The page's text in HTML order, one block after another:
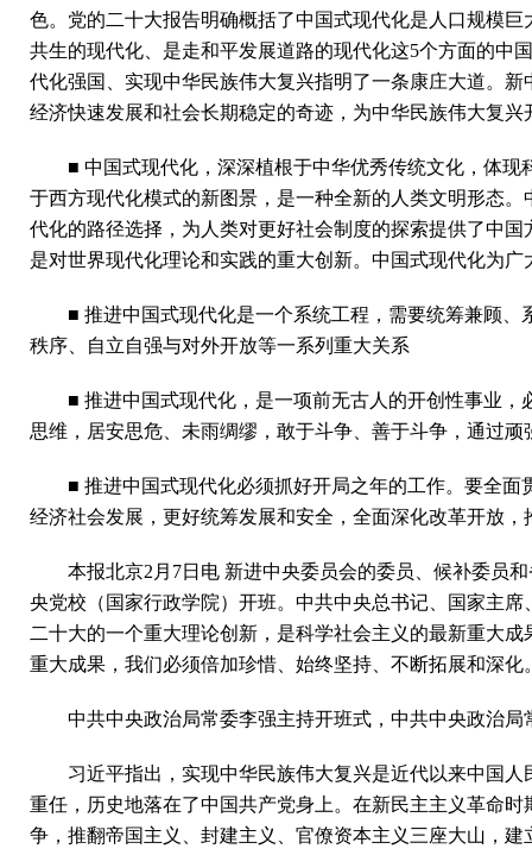
色。党的二十大报告明确概括了中国式现代化是人口规模
共生的现代化、是走和平发展道路的现代化这5个方面的中
代化强国、实现中华民族伟大复兴指明了一条康庄大道。
经济快速发展和社会长期稳定的奇迹，为中华民族伟大复
■ 中国式现代化，深深植根于中华优秀传统文化，体
于西方现代化模式的新图景，是一种全新的人类文明形态
代化的路径选择，为人类对更好社会制度的探索提供了中
是对世界现代化理论和实践的重大创新。中国式现代化为
■ 推进中国式现代化是一个系统工程，需要统筹兼顾
秩序、自立自强与对外开放等一系列重大关系
■ 推进中国式现代化，是一项前无古人的开创性事业
思维，居安思危、未雨绸缪，敢于斗争、善于斗争，通过
■ 推进中国式现代化必须抓好开局之年的工作。要全
经济社会发展，更好统筹发展和安全，全面深化改革开放
本报北京2月7日电 新进中央委员会的委员、候补委员
央党校（国家行政学院）开班。中共中央总书记、国家主
二十大的一个重大理论创新，是科学社会主义的最新重大
重大成果，我们必须倍加珍惜、始终坚持、不断拓展和深化
中共中央政治局常委李强主持开班式，中共中央政治
习近平指出，实现中华民族伟大复兴是近代以来中国
重任，历史地落在了中国共产党身上。在新民主主义革命
争，推翻帝国主义、封建主义、官僚资本主义三座大山，